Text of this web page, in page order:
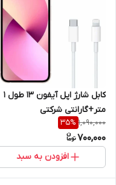
کابل شارژ اپل آیفون ۱۳ طول ۱
متر+گارانتی شرکتی
1,090,000
35%
700,000
افزودن به سبد